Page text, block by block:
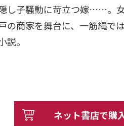
し子騒動に苛立つ嫁……。
商家を舞台に、一筋縄で
説。
ネット書店で購